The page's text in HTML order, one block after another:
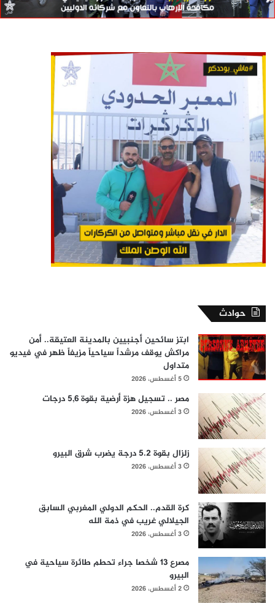
حوادث
ابتز سائحين أجنبيين بالمدينة العتيقة.. أمن
مراكش يوقف مرشداً سياحياً مزيفاً ظهر في فيديو
متداول
5 أغسطس، 2026
مصر .. تسجيل هزة أرضية بقوة 5,6 درجات
3 أغسطس، 2026
زلزال بقوة 5.2 درجة يضرب شرق البيرو
3 أغسطس، 2026
كرة القدم.. الحكم الدولي المغربي السابق
الجيلالي غريب في ذمة الله
3 أغسطس، 2026
مصرع 13 شخصا جراء تحطم طائرة سياحية في
البيرو
2 أغسطس، 2026